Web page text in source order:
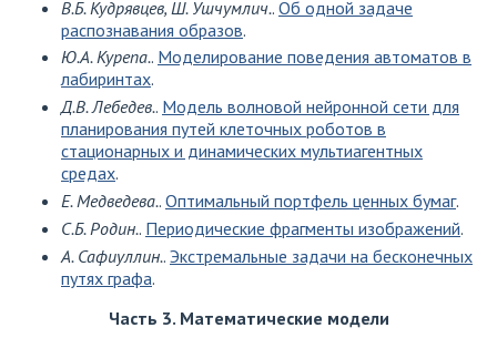
В.Б. Кудрявцев, Ш. Ушчумлич.. Об одной задаче
распознавания образов.
Ю.А. Курепа.. Моделирование поведения автоматов в
лабиринтах.
Д.В. Лебедев.. Модель волновой нейронной сети для
планирования путей клеточных роботов в
стационарных и динамических мультиагентных
средах.
Е. Медведева.. Оптимальный портфель ценных бумаг.
С.Б. Родин.. Периодические фрагменты изображений.
А. Сафиуллин.. Экстремальные задачи на бесконечных
путях графа.
Часть 3. Математические модели